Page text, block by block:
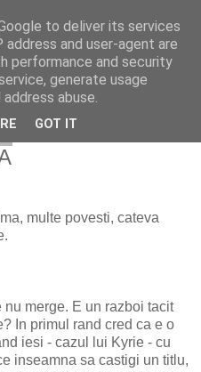
multe povesti, cateva
nu merge. E un razboi tacit
In primul rand cred ca e o
iesi - cazul lui Kyrie - cu
inseamna sa castigi un titlu,
to deliver its services
and user-agent are
performance and security
generate usage
abuse.
GOT IT